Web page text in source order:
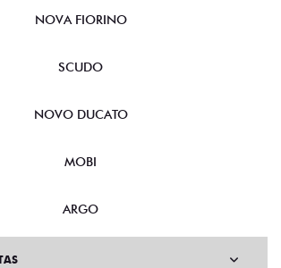
NOVA FIORINO
SCUDO
NOVO DUCATO
MOBI
ARGO